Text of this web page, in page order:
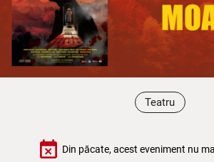
Teatru
event_busy Din păcate, acest eveniment nu